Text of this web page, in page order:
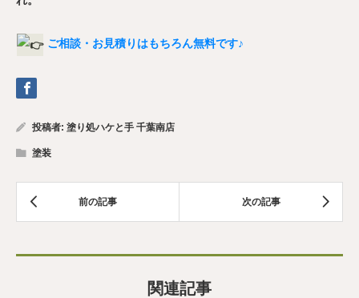
ご相談・お見積りはもちろん無料です♪
投稿者: 塗り処ハケと手 千葉南店
塗装
関連記事